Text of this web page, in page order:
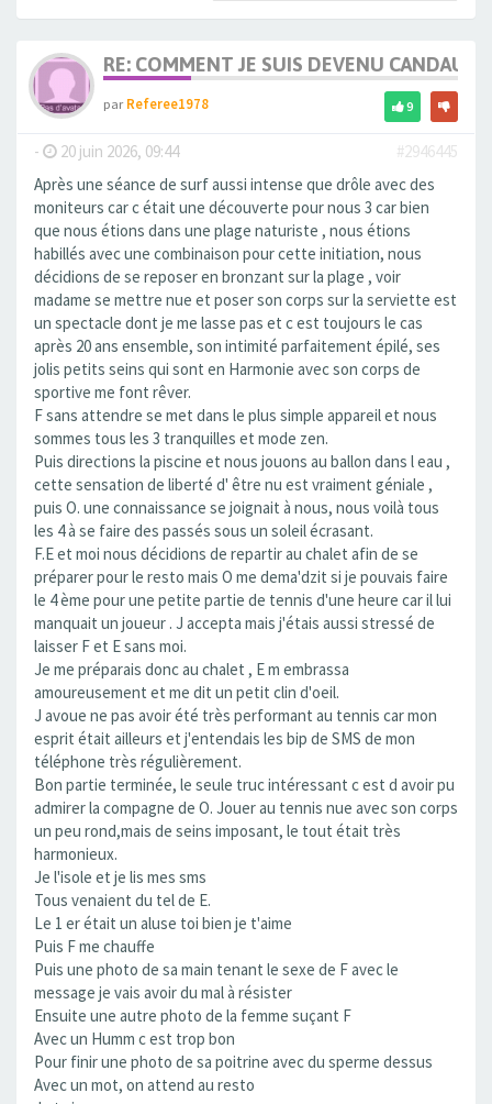
RE: COMMENT JE SUIS DEVENU
parReferee1978 9
- 20 juin 2026, 09:44
#2946445
Après une séance de surf aussi intense que drôle avec des
moniteurs car c était une découverte pour nous 3 car bien
que nous étions dans une plage naturiste , nous étions
habillés avec une combinaison pour cette initiation, nous
décidions de se reposer en bronzant sur la plage , voir
madame se mettre nue et poser son corps sur la serviette est
un spectacle dont je me lasse pas et c est toujours le cas
après 20 ans ensemble, son intimité parfaitement épilé, ses
jolis petits seins qui sont en Harmonie avec son corps de
sportive me font rêver.
F sans attendre se met dans le plus simple appareil et nous
sommes tous les 3 tranquilles et mode zen.
Puis directions la piscine et nous jouons au ballon dans l eau ,
cette sensation de liberté d' être nu est vraiment géniale ,
puis O. une connaissance se joignait à nous, nous voilà tous
les 4 à se faire des passés sous un soleil écrasant.
F.E et moi nous décidions de repartir au chalet afin de se
préparer pour le resto mais O me dema'dzit si je pouvais faire
le 4 ème pour une petite partie de tennis d'une heure car il lui
manquait un joueur . J accepta mais j'étais aussi stressé de
laisser F et E sans moi.
Je me préparais donc au chalet , E m embrassa
amoureusement et me dit un petit clin d'oeil.
J avoue ne pas avoir été très performant au tennis car mon
esprit était ailleurs et j'entendais les bip de SMS de mon
téléphone très régulièrement.
Bon partie terminée, le seule truc intéressant c est d avoir pu
admirer la compagne de O. Jouer au tennis nue avec son corps
un peu rond,mais de seins imposant, le tout était très
harmonieux.
Je l'isole et je lis mes sms
Tous venaient du tel de E.
Le 1 er était un aluse toi bien je t'aime
Puis F me chauffe
Puis une photo de sa main tenant le sexe de F avec le
message je vais avoir du mal à résister
Ensuite une autre photo de la femme suçant F
Avec un Humm c est trop bon
Pour finir une photo de sa poitrine avec du sperme dessus
Avec un mot, on attend au resto